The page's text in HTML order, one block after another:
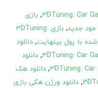
, بازی
,
بازی 3DTuning:
, دانلود
, دانلود
, دانلود هک
, دانلود ورژن هکی بازی